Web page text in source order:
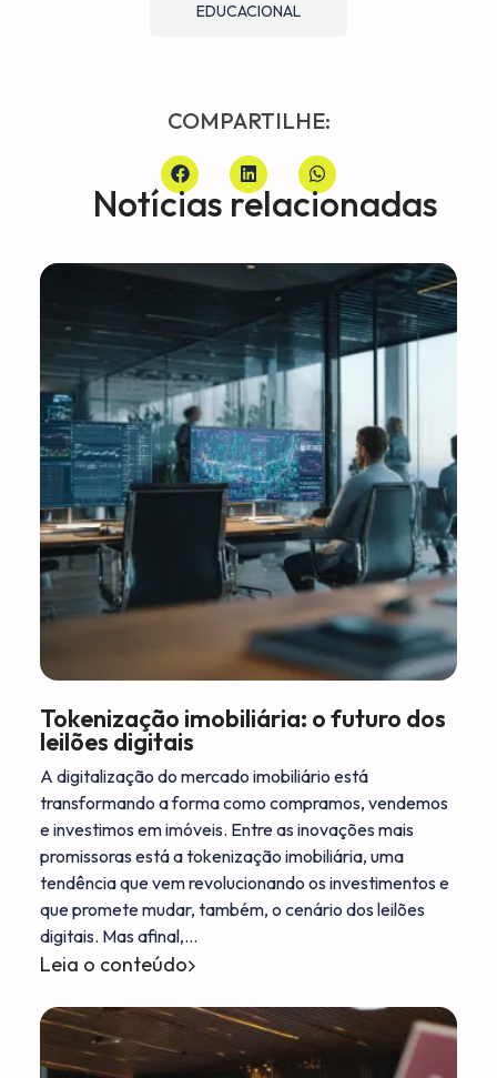
EDUCACIONAL
COMPARTILHE:
Notícias relacionadas
Tokenização imobiliária: o futuro dos
leilões digitais
A digitalização do mercado imobiliário está
transformando a forma como compramos, vendemos
e investimos em imóveis. Entre as inovações mais
promissoras está a tokenização imobiliária, uma
tendência que vem revolucionando os investimentos e
que promete mudar, também, o cenário dos leilões
digitais. Mas afinal,…
Leia o conteúdo